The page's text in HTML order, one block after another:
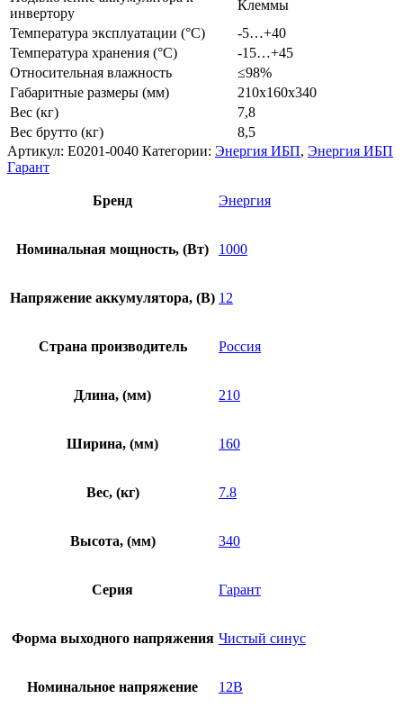
инвертору
Клеммы
Температура эксплуатации (°C)
-5…+40
Температура хранения (°C)
-15…+45
Относительная влажность
≤98%
Габаритные размеры (мм)
210х160х340
Вес (кг)
7,8
Вес брутто (кг)
8,5
Артикул: Е0201-0040 Категории: Энергия ИБП, Энергия ИБП
Гарант
Бренд Энергия
Номинальная мощность, (Вт) 1000
Напряжение аккумулятора, (В) 12
Страна производитель Россия
Длина, (мм) 210
Ширина, (мм) 160
Вес, (кг) 7.8
Высота, (мм) 340
Серия Гарант
Форма выходного напряжения Чистый синус
Номинальное напряжение 12В